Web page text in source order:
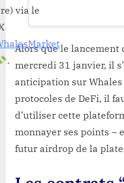
via le
.
Alors que le lancement
mercredi 31 janvier, il
anticipation sur
protocoles de DeFi, il
d’utiliser cette
monnayer ses points –
futur airdrop de la